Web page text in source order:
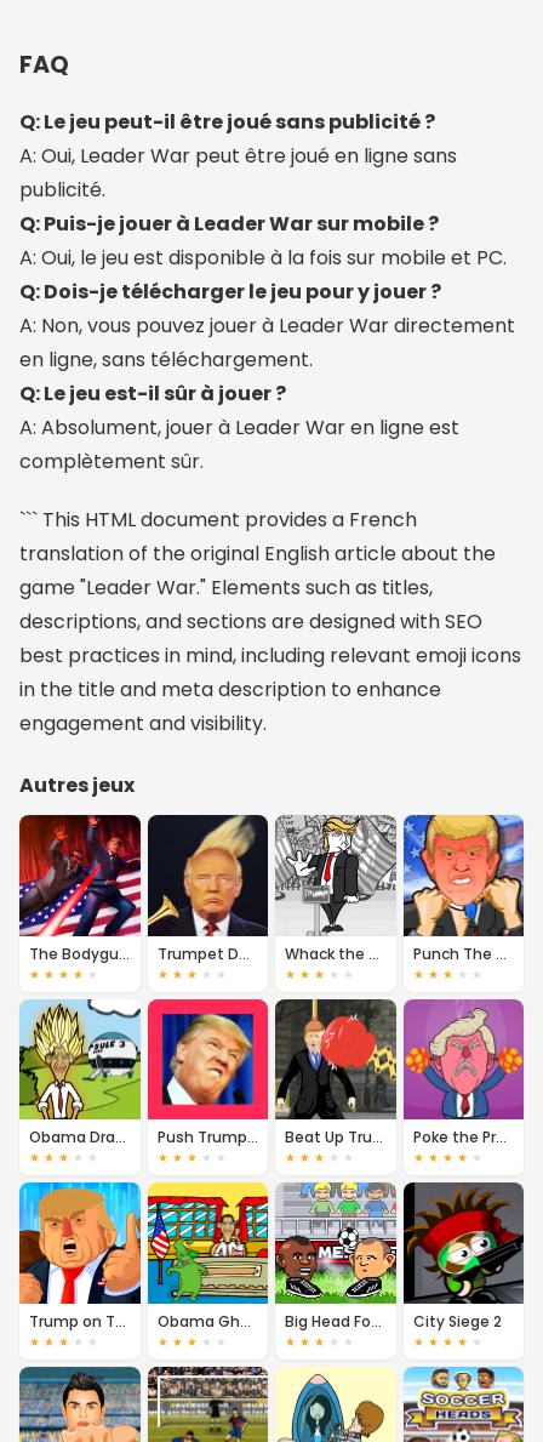
FAQ
Q: Le jeu peut-il être joué sans publicité ?
A: Oui, Leader War peut être joué en ligne sans
publicité.
Q: Puis-je jouer à Leader War sur mobile ?
A: Oui, le jeu est disponible à la fois sur mobile et PC.
Q: Dois-je télécharger le jeu pour y jouer ?
A: Non, vous pouvez jouer à Leader War directement
en ligne, sans téléchargement.
Q: Le jeu est-il sûr à jouer ?
A: Absolument, jouer à Leader War en ligne est
complètement sûr.
``` This HTML document provides a French
translation of the original English article about the
game "Leader War." Elements such as titles,
descriptions, and sections are designed with SEO
best practices in mind, including relevant emoji icons
in the title and meta description to enhance
engagement and visibility.
Autres jeux
The Bodyguard
★ ★ ★ ★ ★
Trumpet Donald
★ ★ ★ ★ ★
Whack the Trump
★ ★ ★ ★ ★
Punch The Trump
★ ★ ★ ★ ★
Obama Dragon Ball Z
★ ★ ★ ★ ★
Push Trump Off A Cliff Again!
★ ★ ★ ★ ★
Beat Up Trump
★ ★ ★ ★ ★
Poke the Presidents
★ ★ ★ ★ ★
Trump on Top
★ ★ ★ ★ ★
Obama Ghostbusters
★ ★ ★ ★ ★
Big Head Football
★ ★ ★ ★ ★
City Siege 2
★ ★ ★ ★ ★